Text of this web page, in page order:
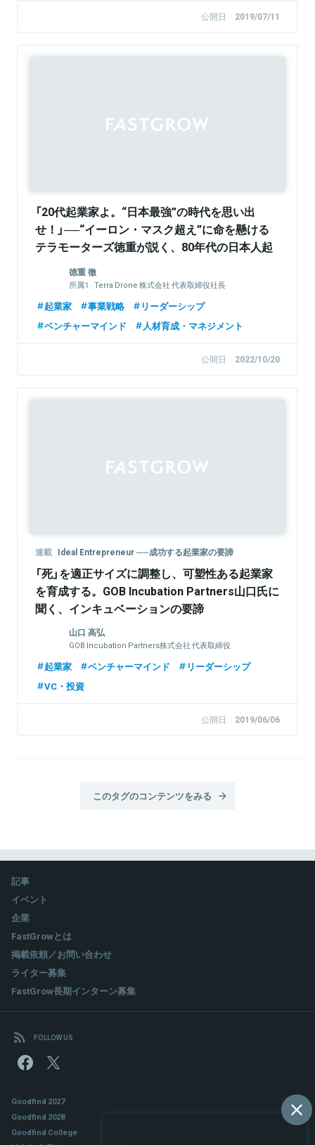
公開日 2019/07/11
「20代起業家よ。“日本最強”の時代を思い出
せ！」──“イーロン・マスク超え”に命を懸ける
テラモーターズ徳重が説く、80年代の日本人起
業家マインド
徳重 徹
Terra Drone 株式会社 代表取締役社長
起業家 事業戦略
リーダーシップ
ベンチャーマインド
人材育成・マネジメント
公開日 2022/10/20
連載 Ideal Entrepreneur ──成功する起業家の要諦
「死」を適正サイズに調整し、可塑性ある起業家
を育成する。GOB Incubation Partners山口氏に
聞く、インキュベーションの要諦
山口 高弘
GOB Incubation Partners株式会社 代表取締役
起業家 ベンチャーマインド
リーダーシップ
VC・投資
公開日 2019/06/06
このタグのコンテンツをみる
記事
イベント
企業
FastGrowとは
掲載依頼／お問い合わせ
ライター募集
FastGrow長期インターン募集
FOLLOW US
Goodfind 2027
Goodfind 2028
Goodfind College